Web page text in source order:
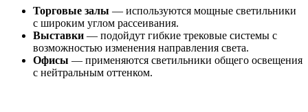
Торговые залы — используются мощные светильники
с широким углом рассеивания.
Выставки — подойдут гибкие трековые системы с
возможностью изменения направления света.
Офисы — применяются светильники общего освещения
с нейтральным оттенком.